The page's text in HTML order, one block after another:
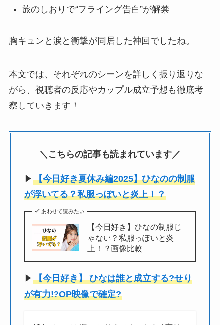
旅のしおりで“フライング告白”が解禁
胸キュンと涙と衝撃が同居した神回でしたね。
本文では、それぞれのシーンを詳しく振り返りな
がら、視聴者の反応やカップル成立予想も徹底考
察していきます！
＼こちらの記事も読まれています／
▶︎ 【今日好き夏休み編2025】ひなのの制服
が浮いてる？私服っぽいと炎上！？
あわせて読みたい
【今日好き】ひなの制服じ
ゃない？私服っぽいと炎
上！？画像比較
▶︎ 【今日好き】 ひなは誰と成立する?せり
が有力!?OP映像で確定?